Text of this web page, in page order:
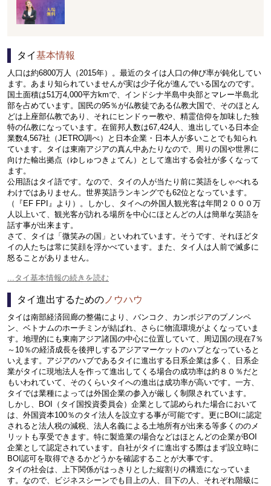
タイ基本情報
人口は約6800万人（2015年）。最近のタイは人口の伸び率が鈍化してい
ます。あまり知られていませんが実は少子化が進んでいる国なのです。
国土面積は51万4,000平方kmで、インドシナ半島中央部とマレー半島北
部を占めています。国民の95％が仏教徒である仏教大国で、そのほとん
どは上座部仏教であり、それにヒンドゥー教や、精霊信仰を加味した独
特の仏教になっています。在留邦人数は67,424人、進出している日本企
業数4,567社（JETRO調べ）と日本企業・日本人が多いことでも知られ
ています。タイは東南アジアの真ん中あたりなので、周りの国や世界に
向けた輸出拠点（ゆしゅつきょてん）として進出する会社が多くなって
ます。
公用語はタイ語です。なので、タイの人が当たり前に英語をしゃべれる
わけではありません。世界英語ランキングでも62位となっています。
（『EF FPI』より）。しかし、タイへの外国人観光客は年間２０００万
人以上いて、観光客が訪れる場所を中心にほとんどの人は簡単な英語を
話す事が出来ます。
さて、タイは「微笑みの国」といわれています。そうです、それほどタ
イの人たちは常に笑顔を浮かべています。また、タイ人は人前で滅多に
怒ることがありません。
...タイ基本情報の続きを読む
タイ進出するための ノウハウ
タイは南部経済回廊の整備により、バンコク、カンボジアのプノンペ
ン、ベトナムのホーチミンが結ばれ、さらに物流環境がよくなっていま
す。地理的にも東南アジア諸国の中心に位置していて、周辺国の現在7％
～10％の経済成長を後押しするアジアマーケットのハブとなっていると
いえます。アジアのハブであるタイに進出する日系企業は多く、日系企
業がタイに現地法人を作って進出してくる場合の成功率は約８０％だと
もいわれていて、そのくらいタイへの進出は成功率が高いです。一方、
タイでは業種によっては外国企業の参入が厳しく制限されています。
しかし、BOI（タイ国投資委員会）企業として認められた場合において
は、外国資本100％のタイ法人を設立する事が可能です。更にBOIに認定
されると法人税の減税、法人名義による土地所有が出来る等多くののメ
リットも享受できます。特に製造業の場合などはほとんどの企業がBOI
企業として認定されています。自社がタイに進出する際はまず設立時に
BOI認可を取得できるかどうかを確認することが大事です。
タイの社会は、上下関係がはっきりとした縦割りの構造になっていま
す。なので、ビジネスシーンでも目上の人、目下の人、それぞれ階級に